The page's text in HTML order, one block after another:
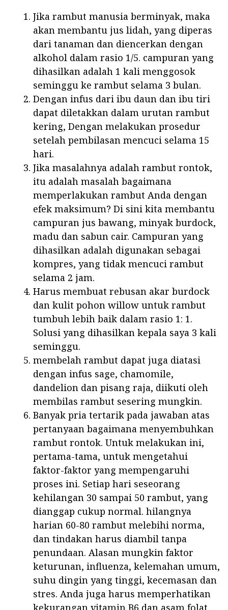
Jika rambut manusia berminyak, maka
akan membantu jus lidah, yang diperas
dari tanaman dan diencerkan dengan
alkohol dalam rasio 1/5. campuran yang
dihasilkan adalah 1 kali menggosok
seminggu ke rambut selama 3 bulan.
Dengan infus dari ibu daun dan ibu tiri
dapat diletakkan dalam urutan rambut
kering, Dengan melakukan prosedur
setelah pembilasan mencuci selama 15
hari.
Jika masalahnya adalah rambut rontok,
itu adalah masalah bagaimana
memperlakukan rambut Anda dengan
efek maksimum? Di sini kita membantu
campuran jus bawang, minyak burdock,
madu dan sabun cair. Campuran yang
dihasilkan adalah digunakan sebagai
kompres, yang tidak mencuci rambut
selama 2 jam.
Harus membuat rebusan akar burdock
dan kulit pohon willow untuk rambut
tumbuh lebih baik dalam rasio 1: 1.
Solusi yang dihasilkan kepala saya 3 kali
seminggu.
membelah rambut dapat juga diatasi
dengan infus sage, chamomile,
dandelion dan pisang raja, diikuti oleh
membilas rambut sesering mungkin.
Banyak pria tertarik pada jawaban atas
pertanyaan bagaimana menyembuhkan
rambut rontok. Untuk melakukan ini,
pertama-tama, untuk mengetahui
faktor-faktor yang mempengaruhi
proses ini. Setiap hari seseorang
kehilangan 30 sampai 50 rambut, yang
dianggap cukup normal. hilangnya
harian 60-80 rambut melebihi norma,
dan tindakan harus diambil tanpa
penundaan. Alasan mungkin faktor
keturunan, influenza, kelemahan umum,
suhu dingin yang tinggi, kecemasan dan
stres. Anda juga harus memperhatikan
kekurangan vitamin B6 dan asam folat.